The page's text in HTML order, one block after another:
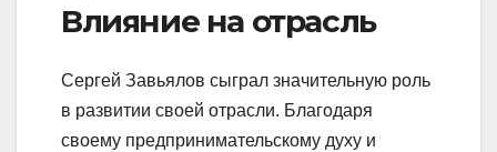
Влияние на отрасль
Сергей Завьялов сыграл значительную роль
в развитии своей отрасли. Благодаря
своему предпринимательскому духу и